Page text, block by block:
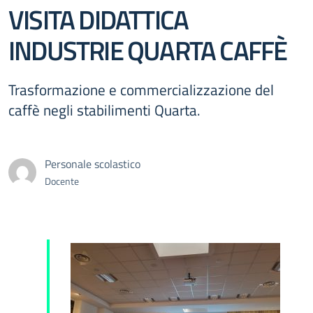
VISITA DIDATTICA
INDUSTRIE QUARTA CAFFÈ
Trasformazione e commercializzazione del
caffè negli stabilimenti Quarta.
Personale scolastico
Docente